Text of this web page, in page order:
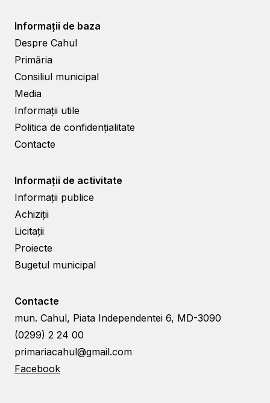
Informații de baza
Despre Cahul
Primăria
Consiliul municipal
Media
Informații utile
Politica de confidențialitate
Contacte
Informații de activitate
Informații publice
Achiziții
Licitații
Proiecte
Bugetul municipal
Contacte
mun. Cahul, Piata Independentei 6, MD-3090
(0299) 2 24 00
primariacahul@gmail.com
Facebook